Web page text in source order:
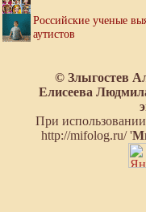
Российские ученые
аутистов
© Злыгостев
Елисеева
При использовании
http://mifolog.ru/ '